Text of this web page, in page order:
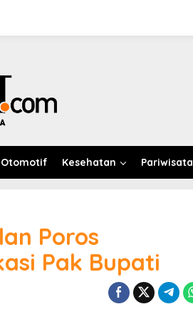
Otomotif Kesehatan Pariwisata
Poros
Pak Bupati